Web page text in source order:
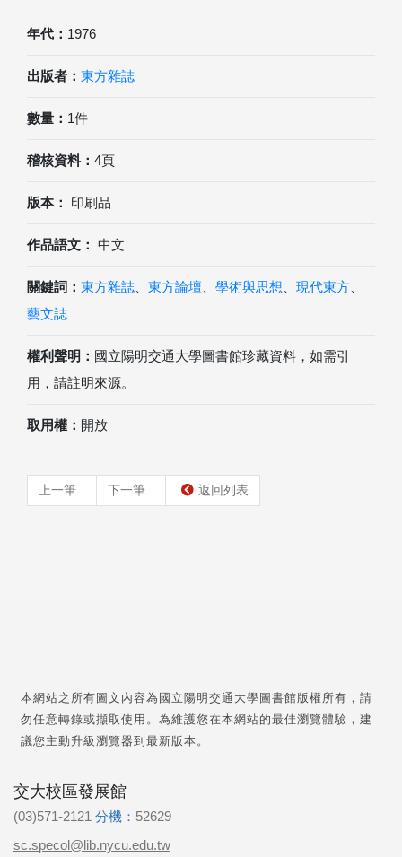
年代： 1976
出版者： 東方雜誌
數量： 1件
稽核資料： 4頁
版本： 印刷品
作品語文： 中文
關鍵詞： 東方雜誌 東方論壇 學術與思想 現代東方
藝文誌
權利聲明： 國立陽明交通大學圖書館珍藏資料，如需引
用，請註明來源。
取用權： 開放
上一筆 下一筆 返回列表
本網站之所有圖文內容為國立陽明交通大學圖書館版權所有，請
勿任意轉錄或擷取使用。為維護您在本網站的最佳瀏覽體驗，建
議您主動升級瀏覽器到最新版本。
交大校區發展館
(03)571-2121 分機： 52629
sc.specol@lib.nycu.edu.tw